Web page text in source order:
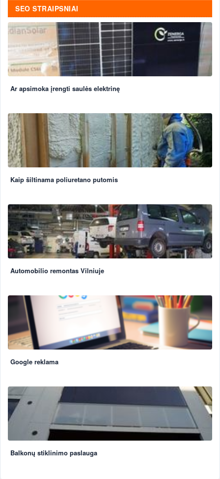
SEO STRAIPSNIAI
Ar apsimoka įrengti saulės elektrinę
Kaip šiltinama poliuretano putomis
Automobilio remontas Vilniuje
Google reklama
Balkonų stiklinimo paslauga